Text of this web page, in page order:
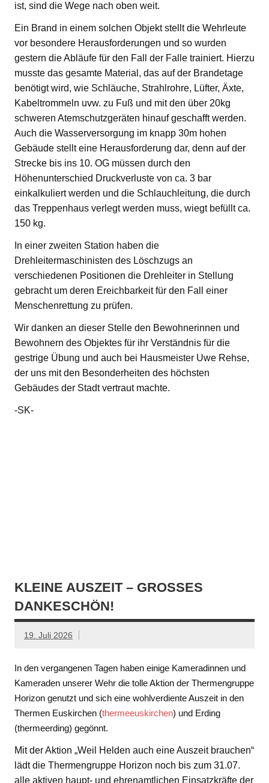
ist, sind die Wege nach oben weit.
Ein Brand in einem solchen Objekt stellt die Wehrleute
vor besondere Herausforderungen und so wurden
gestern die Abläufe für den Fall der Falle trainiert. Hierzu
musste das gesamte Material, das auf der Brandetage
benötigt wird, wie Schläuche, Strahlrohre, Lüfter, Äxte,
Kabeltrommeln uvw. zu Fuß und mit den über 20kg
schweren Atemschutzgeräten hinauf geschafft werden.
Auch die Wasserversorgung im knapp 30m hohen
Gebäude stellt eine Herausforderung dar, denn auf der
Strecke bis ins 10. OG müssen durch den
Höhenunterschied Druckverluste von ca. 3 bar
einkalkuliert werden und die Schlauchleitung, die durch
das Treppenhaus verlegt werden muss, wiegt befüllt ca.
150 kg.
In einer zweiten Station haben die
Drehleitermaschinisten des Löschzugs an
verschiedenen Positionen die Drehleiter in Stellung
gebracht um deren Ereichbarkeit für den Fall einer
Menschenrettung zu prüfen.
Wir danken an dieser Stelle den Bewohnerinnen und
Bewohnern des Objektes für ihr Verständnis für die
gestrige Übung und auch bei Hausmeister Uwe Rehse,
der uns mit den Besonderheiten des höchsten
Gebäudes der Stadt vertraut machte.
-SK-
KLEINE AUSZEIT – GROSSES D
ANKESCHÖN!
19. Juli 2026
In den vergangenen Tagen haben einige Kameradinnen und
Kameraden unserer Wehr die tolle Aktion der Thermengruppe
Horizon genutzt und sich eine wohlverdiente Auszeit in den
Thermen Euskirchen (thermeeuskirchen) und Erding
(thermeerding) gegönnt.
Mit der Aktion „Weil Helden auch eine Auszeit brauchen“
lädt die Thermengruppe Horizon noch bis zum 31.07.
alle aktiven haupt- und ehrenamtlichen Einsatzkräfte der